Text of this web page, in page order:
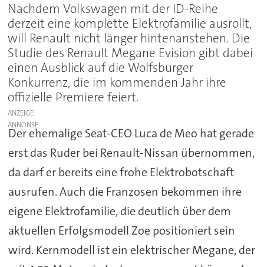
Nachdem Volkswagen mit der ID-Reihe
derzeit eine komplette Elektrofamilie ausrollt,
will Renault nicht länger hintenanstehen. Die
Studie des Renault Megane Evision gibt dabei
einen Ausblick auf die Wolfsburger
Konkurrenz, die im kommenden Jahr ihre
offizielle Premiere feiert.
ANZEIGE
Der ehemalige Seat-CEO Luca de Meo hat gerade
erst das Ruder bei Renault-Nissan übernommen,
da darf er bereits eine frohe Elektrobotschaft
ausrufen. Auch die Franzosen bekommen ihre
eigene Elektrofamilie, die deutlich über dem
aktuellen Erfolgsmodell Zoe positioniert sein
wird. Kernmodell ist ein elektrischer Megane, der